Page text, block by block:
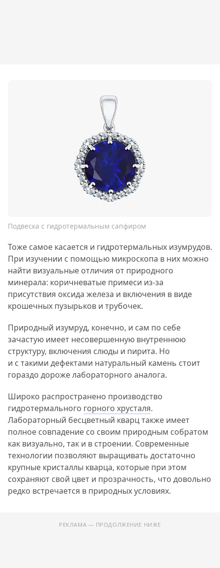
Подвеска с гидротермальным сапфиром
Тоже самое касается и гидротермальных изумрудов.
При изучении с помощью микроскопа в них можно
найти визуальные отличия от природного
минерала: коричневатые примеси из-за
присутствия оксида железа и включения в виде
крошечных пузырьков и трубочек.
Природный изумруд, конечно, и сам по себе
зачастую имеет несовершенную внутреннюю
структуру, включения слюды и пирита. Но
и с такими дефектами натуральный камень стоит
гораздо дороже лабораторного аналога.
Широко распространено производство
гидротермального горного хрусталя.
Лабораторный бесцветный кварц также имеет
полное совпадение со своим природным собратом
как визуально, так и в строении. Современные
технологии позволяют выращивать достаточно
крупные кристаллы кварца, которые при этом
сохраняют свой цвет и прозрачность, что довольно
редко встречается в природных условиях.
РЕКЛАМА — ПРОДОЛЖЕНИЕ НИЖЕ